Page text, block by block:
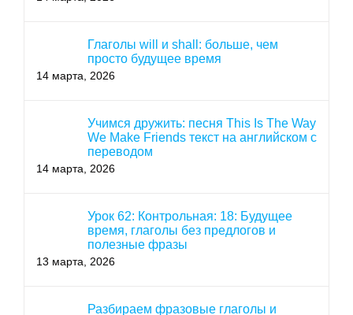
Глаголы will и shall: больше, чем
просто будущее время
14 марта, 2026
Учимся дружить: песня This Is The Way
We Make Friends текст на английском с
переводом
14 марта, 2026
Урок 62: Контрольная: 18: Будущее
время, глаголы без предлогов и
полезные фразы
13 марта, 2026
Разбираем фразовые глаголы и